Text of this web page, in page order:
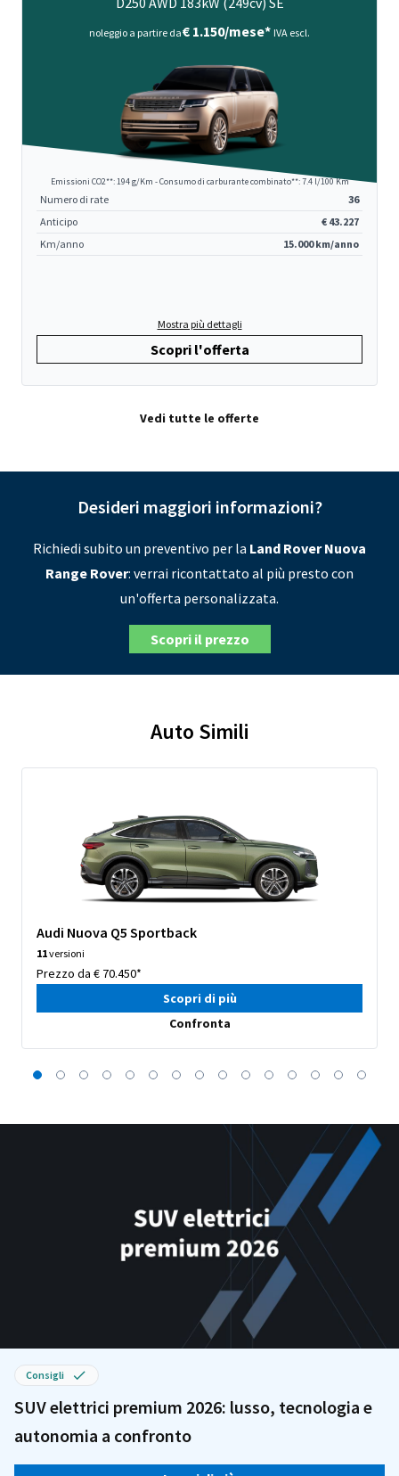
noleggio a partire da€ 1.150/mese* IVA escl.
Emissioni CO2**: 194 g/Km - Consumo di carburante combinato**: 7.4 l/100 Km
Numero di rate
36
Anticipo
€ 43.227
Km/anno
15.000 km/anno
Mostra più dettagli
Scopri l'offerta
Vedi tutte le offerte
Desideri maggiori informazioni?
Richiedi subito un preventivo per la Land Rover Nuova
Range Rover: verrai ricontattato al più presto con
un'offerta personalizzata.
Scopri il prezzo
Auto Simili
Audi Nuova Q5 Sportback
11versioni
Prezzo da € 70.450*
Scopri di più
Confronta
Consigli
SUV elettrici premium 2026: lusso, tecnologia e
autonomia a confronto